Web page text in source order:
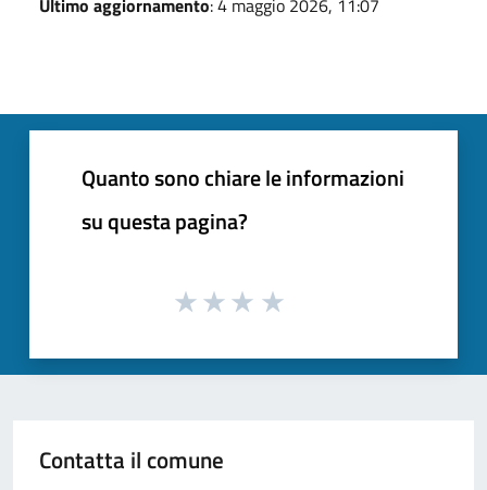
Quanto sono chiare le informazioni
su questa pagina?
Contatta il comune